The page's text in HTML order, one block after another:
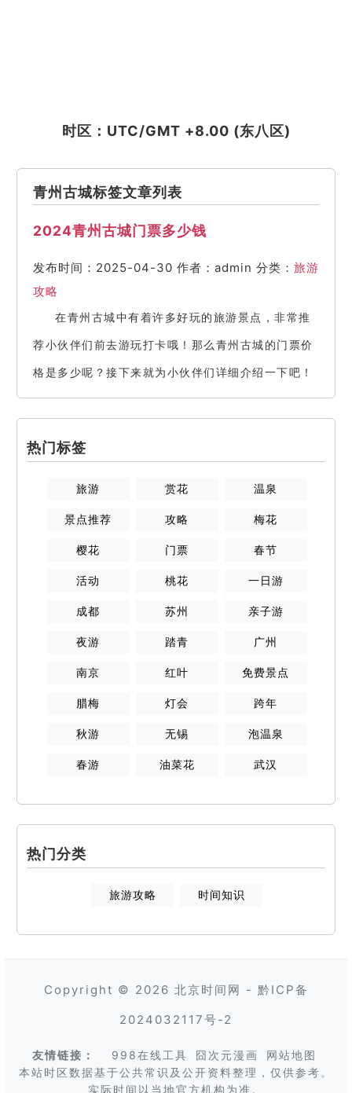
时区：UTC/GMT +8.00 (东八区)
青州古城标签文章列表
2024青州古城门票多少钱
发布时间：2025-04-30 作者：admin 分类： 旅游
攻略
在青州古城中有着许多好玩的旅游景点，非常推
荐小伙伴们前去游玩打卡哦！那么青州古城的门票价
格是多少呢？接下来就为小伙伴们详细介绍一下吧！
热门标签
旅游 赏花 温泉
景点推荐 攻略 梅花
樱花 门票 春节
活动 桃花 一日游
成都 苏州 亲子游
夜游 踏青 广州
南京 红叶 免费景点
腊梅 灯会 跨年
秋游 无锡 泡温泉
春游 油菜花 武汉
热门分类
旅游攻略 时间知识
Copyright © 2026 北京时间网 - 黔ICP备
2024032117号-2
友情链接： 998在线工具 囧次元漫画
网站地图
本站时区数据基于公共常识及公开资料整理，仅供参考。
实际时间以当地官方机构为准。